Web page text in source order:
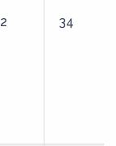
34